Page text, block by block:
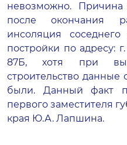
невозможно.
после окончания
инсоляция
постройки по адресу:
87Б, хотя при
строительство данные
были. Данный факт
первого заместителя
края Ю.А. Лапшина.